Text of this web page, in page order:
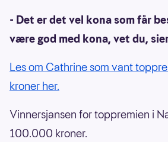
- Det er det vel kona som får
være god med kona, vet du,
Les om Cathrine som vant
kroner her.
Vinnersjansen for toppremien i
100.000 kroner.